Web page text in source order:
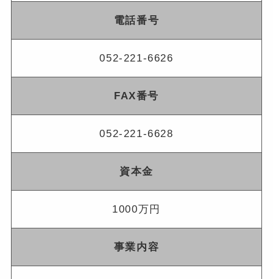
電話番号
052-221-6626
FAX番号
052-221-6628
資本金
1000万円
事業内容